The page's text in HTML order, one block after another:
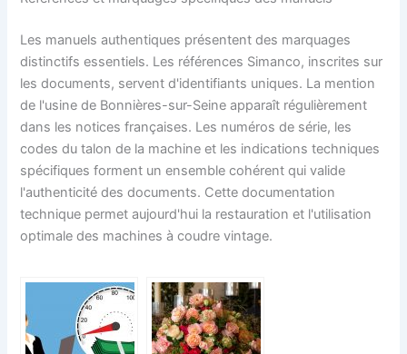
Les manuels authentiques présentent des marquages
distinctifs essentiels. Les références Simanco, inscrites sur
les documents, servent d'identifiants uniques. La mention
de l'usine de Bonnières-sur-Seine apparaît régulièrement
dans les notices françaises. Les numéros de série, les
codes du talon de la machine et les indications techniques
spécifiques forment un ensemble cohérent qui valide
l'authenticité des documents. Cette documentation
technique permet aujourd'hui la restauration et l'utilisation
optimale des machines à coudre vintage.